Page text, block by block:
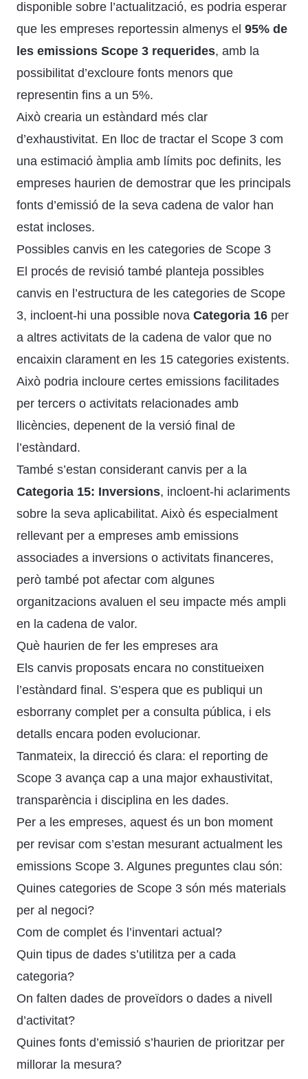
disponible sobre l’actualització, es podria esperar
que les empreses reportessin almenys el 95% de
les emissions Scope 3 requerides, amb la
possibilitat d’excloure fonts menors que
representin fins a un 5%.
Això crearia un estàndard més clar
d’exhaustivitat. En lloc de tractar el Scope 3 com
una estimació àmplia amb límits poc definits, les
empreses haurien de demostrar que les principals
fonts d’emissió de la seva cadena de valor han
estat incloses.
Possibles canvis en les categories de Scope 3
El procés de revisió també planteja possibles
canvis en l’estructura de les categories de Scope
3, incloent-hi una possible nova Categoria 16 per
a altres activitats de la cadena de valor que no
encaixin clarament en les 15 categories existents.
Això podria incloure certes emissions facilitades
per tercers o activitats relacionades amb
llicències, depenent de la versió final de
l’estàndard.
També s’estan considerant canvis per a la
Categoria 15: Inversions, incloent-hi aclariments
sobre la seva aplicabilitat. Això és especialment
rellevant per a empreses amb emissions
associades a inversions o activitats financeres,
però també pot afectar com algunes
organitzacions avaluen el seu impacte més ampli
en la cadena de valor.
Què haurien de fer les empreses ara
Els canvis proposats encara no constitueixen
l’estàndard final. S’espera que es publiqui un
esborrany complet per a consulta pública, i els
detalls encara poden evolucionar.
Tanmateix, la direcció és clara: el reporting de
Scope 3 avança cap a una major exhaustivitat,
transparència i disciplina en les dades.
Per a les empreses, aquest és un bon moment
per revisar com s’estan mesurant actualment les
emissions Scope 3. Algunes preguntes clau són:
Quines categories de Scope 3 són més materials
per al negoci?
Com de complet és l’inventari actual?
Quin tipus de dades s’utilitza per a cada
categoria?
On falten dades de proveïdors o dades a nivell
d’activitat?
Quines fonts d’emissió s’haurien de prioritzar per
millorar la mesura?